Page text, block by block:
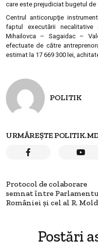
care este prejudiciat bugetul de
Centrul anticorupţie
faptul executării
Mihailovca – Sagaidac –
efectuate de către
estimat la 17 669 300 lei,
POLITIK
URMĂREȘTE
Protocol de colaborare
semnat între
României şi cel al R.
Postări